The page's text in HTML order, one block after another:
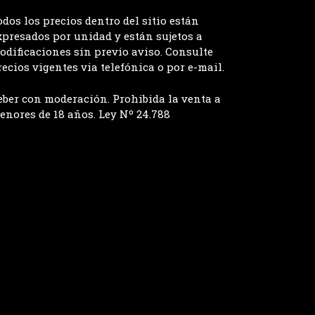
los precios dentro del sitio están
por unidad y están sujetos a
sin previo aviso. Consulte
vigentes via telefónica o por e-mail.
con moderación. Prohibida la venta a
de 18 años. Ley Nº 24.788